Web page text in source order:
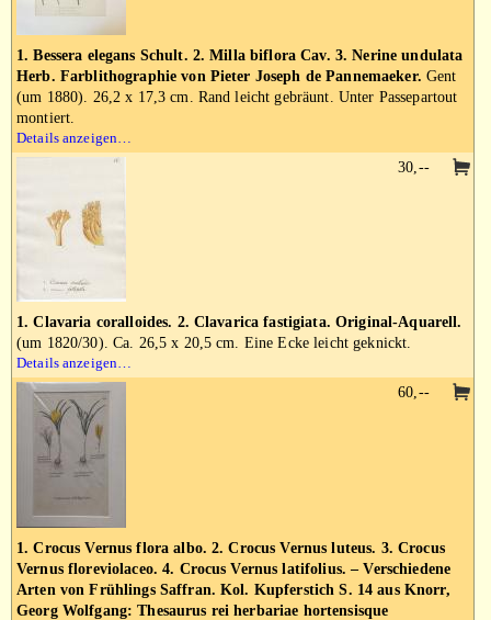
1. Bessera elegans Schult. 2. Milla biflora Cav. 3. Nerine undulata
Herb. Farblithographie von Pieter Joseph de Pannemaeker. Gent
(um 1880). 26,2 x 17,3 cm. Rand leicht gebräunt. Unter Passepartout
montiert.
Details anzeigen…
1. Clavaria coralloides. 2. Clavarica fastigiata. Original-Aquarell.
(um 1820/30). Ca. 26,5 x 20,5 cm. Eine Ecke leicht geknickt.
Details anzeigen…
30,--
1. Crocus Vernus flora albo. 2. Crocus Vernus luteus. 3. Crocus
Vernus floreviolaceo. 4. Crocus Vernus latifolius. – Verschiedene
Arten von Frühlings Saffran. Kol. Kupferstich S. 14 aus Knorr,
Georg Wolfgang: Thesaurus rei herbariae hortensisque
60,--